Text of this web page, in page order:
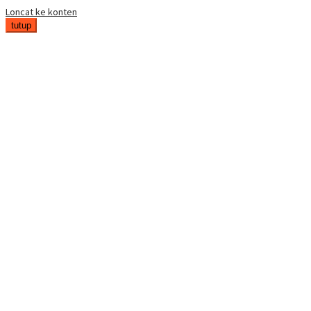
Loncat ke konten
tutup